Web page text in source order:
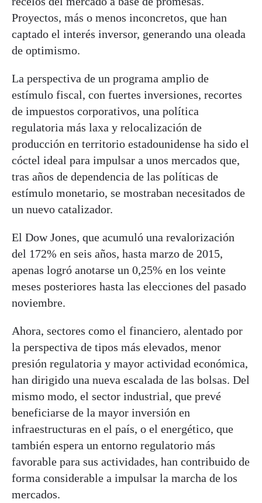
Proyectos, más o menos inconcretos, que han
captado el interés inversor, generando una oleada
de optimismo.
La perspectiva de un programa amplio de
estímulo fiscal, con fuertes inversiones, recortes
de impuestos corporativos, una política
regulatoria más laxa y relocalización de
producción en territorio estadounidense ha sido el
cóctel ideal para impulsar a unos mercados que,
tras años de dependencia de las políticas de
estímulo monetario, se mostraban necesitados de
un nuevo catalizador.
El Dow Jones, que acumuló una revalorización
del 172% en seis años, hasta marzo de 2015,
apenas logró anotarse un 0,25% en los veinte
meses posteriores hasta las elecciones del pasado
noviembre.
Ahora, sectores como el financiero, alentado por
la perspectiva de tipos más elevados, menor
presión regulatoria y mayor actividad económica,
han dirigido una nueva escalada de las bolsas. Del
mismo modo, el sector industrial, que prevé
beneficiarse de la mayor inversión en
infraestructuras en el país, o el energético, que
también espera un entorno regulatorio más
favorable para sus actividades, han contribuido de
forma considerable a impulsar la marcha de los
mercados.